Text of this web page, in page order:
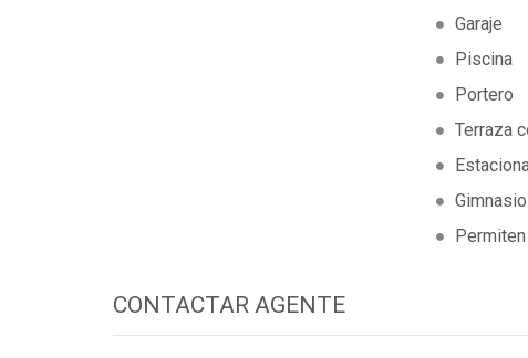
Garaje
Piscina
Portero
Terraza
Gimnasio
CONTACTAR AGENTE